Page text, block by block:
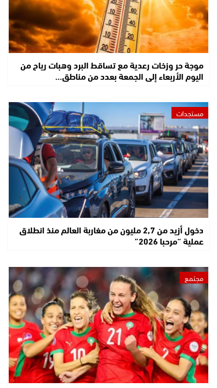
موجة حر وزخات رعدية مع تساقط البرد وهبات رياح من
اليوم الأربعاء إلى الجمعة بعدد من مناطق…
مستجدات
دخول أزيد من 2,7 مليون من مغاربة العالم منذ انطلاق
عملية “مرحبا 2026”
مجتمع